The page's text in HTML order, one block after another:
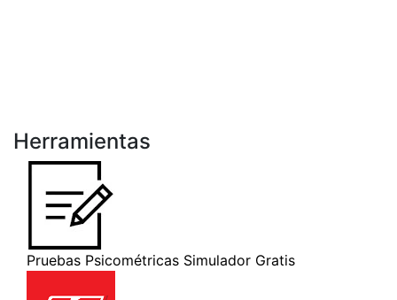
Herramientas